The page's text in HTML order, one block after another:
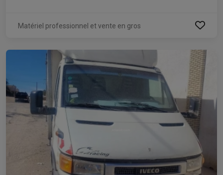
Matériel professionnel et vente en gros